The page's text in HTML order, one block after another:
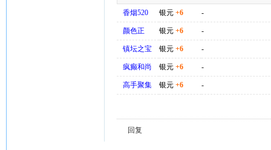
香烟520 银元 +6 -
颜色正 银元 +6 -
镇坛之宝 银元 +6 -
疯癫和尚 银元 +6 -
高手聚集 银元 +6 -
回复